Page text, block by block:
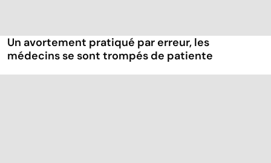
Un avortement pratiqué par erreur, les
médecins se sont trompés de patiente